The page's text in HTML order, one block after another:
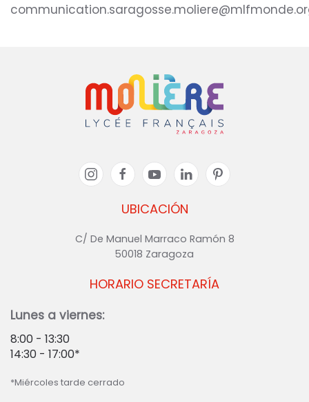
UBICACIÓN
C/ De Manuel Marraco Ramón 8
50018 Zaragoza
HORARIO SECRETARÍA
Lunes a viernes:
8:00 - 13:30
14:30 - 17:00*
*Miércoles tarde cerrado